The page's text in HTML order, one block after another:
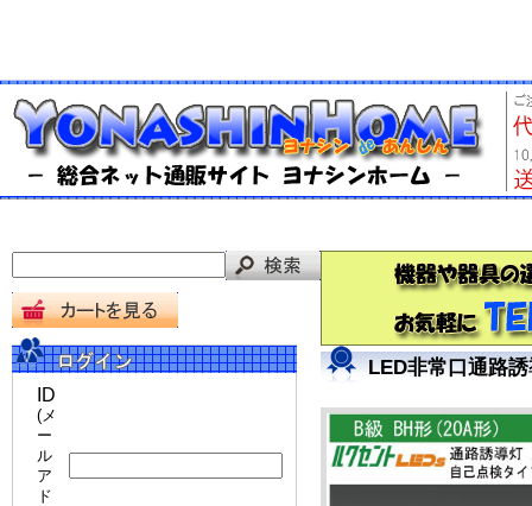
ID
(メ
ー
ル
ア
ド
LED非常口通路